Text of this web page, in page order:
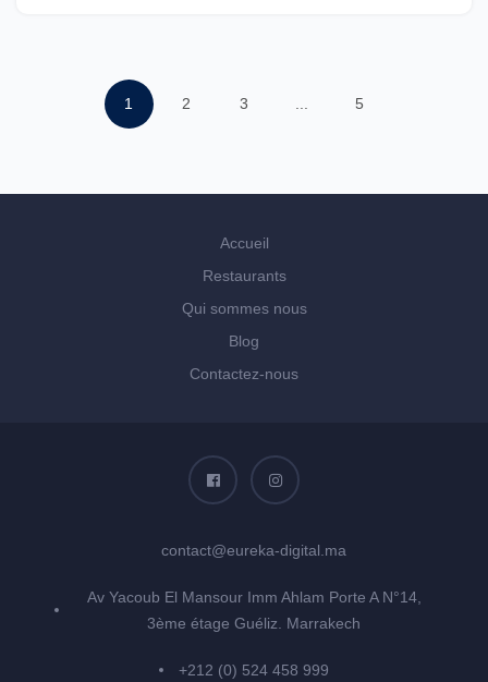
1 2 3 5
Accueil
Restaurants
Qui sommes nous
Blog
Contactez-nous
contact@eureka-digital.ma
Av Yacoub El Mansour Imm Ahlam Porte A N°14,
3ème étage Guéliz. Marrakech
+212 (0) 524 458 999